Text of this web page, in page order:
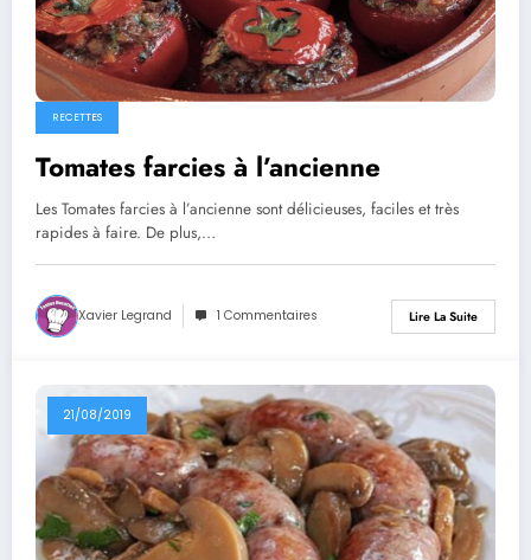
RECETTES
Tomates farcies à l’ancienne
Les Tomates farcies à l’ancienne sont délicieuses, faciles et très
rapides à faire. De plus,…
Xavier Legrand 1 Commentaires Lire La Suite
21/08/2019